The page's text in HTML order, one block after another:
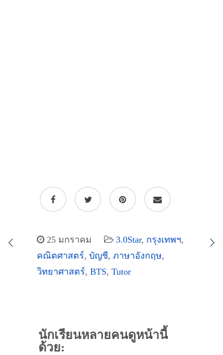
25 มกราคม 3.0Star, กรุงเทพฯ,
คณิตศาสตร์, บัญชี, ภาษาอังกฤษ,
วิทยาศาสตร์, BTS, Tutor
นักเรียนหลายคนดูหน้านี้
ด้วย: